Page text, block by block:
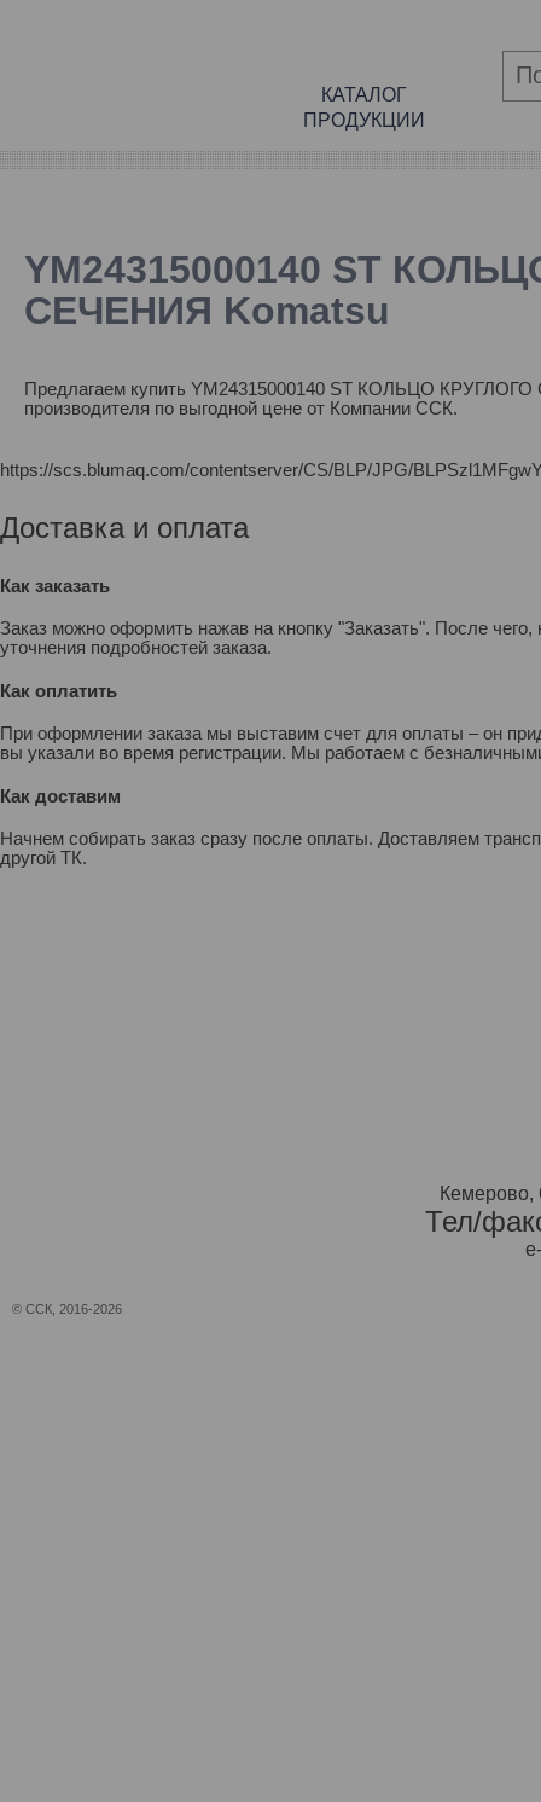
КАТАЛОГ
ПРОДУКЦИИ
YM24315000140 ST
СЕЧЕНИЯ Komatsu
Предлагаем купить YM24315000140 ST КОЛЬЦО
производителя по выгодной цене от Компании ССК.
https://scs.blumaq.com/contentserver/CS/BLP/JPG/
Доставка и оплата
Как заказать
Заказ можно оформить нажав на кнопку "Заказать". После
уточнения подробностей заказа.
Как оплатить
При оформлении заказа мы выставим счет для оплаты – он
вы указали во время регистрации. Мы работаем с
Как доставим
Начнем собирать заказ сразу после оплаты. Доставляем
другой ТК.
Кемерово,
Тел/
© ССК, 2016-2026